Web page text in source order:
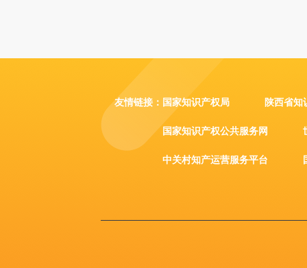
友情链接： 国家知识产权局 陕西省知
国家知识产权公共服务网
中关村知产运营服务平台